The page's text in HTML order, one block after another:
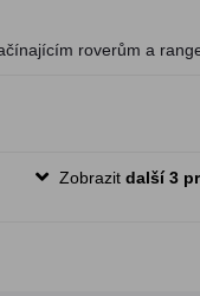
roverům a
Zobrazitdalší 3